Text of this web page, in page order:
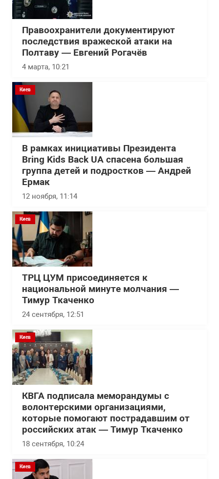
Правоохранители документируют
последствия вражеской атаки на
Полтаву — Евгений Рогачёв
4 марта, 10:21
Киев
В рамках инициативы Президента
Bring Kids Back UA спасена большая
группа детей и подростков — Андрей
Ермак
12 ноября, 11:14
Киев
ТРЦ ЦУМ присоединяется к
национальной минуте молчания —
Тимур Ткаченко
24 сентября, 12:51
Киев
КВГА подписала меморандумы с
волонтерскими организациями,
которые помогают пострадавшим от
российских атак — Тимур Ткаченко
18 сентября, 10:24
Киев